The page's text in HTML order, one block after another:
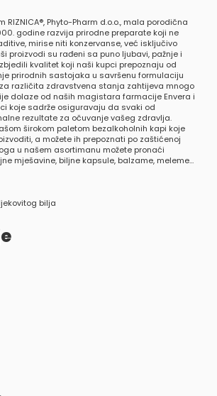
RIZNICA®, Phyto-Pharm d.o.o., mala porodična
godine razvija prirodne preparate koji ne
mirise niti konzervanse, već isključivo
proizvodi su rađeni sa puno ljubavi, pažnje i
kvalitet koji naši kupci prepoznaju od
prirodnih sastojaka u savršenu formulaciju
različita zdravstvena stanja zahtijeva mnogo
dolaze od naših magistara farmacije Envera i
koje sadrže osiguravaju da svaki od
rezultate za očuvanje vašeg zdravlja.
širokom paletom bezalkoholnih kapi koje
a možete ih prepoznati po zaštićenoj
u našem asortimanu možete pronaći
mješavine, biljne kapsule, balzame, meleme…
bilja